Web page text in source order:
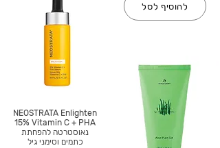
NEOSTRATA Enlighten
15% Vitamin C + PHA
נאוסטרטה להפחתת
כתמים וסימני גיל
להוסיף לסל